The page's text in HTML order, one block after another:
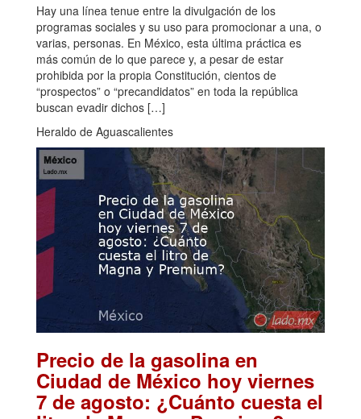
Hay una línea tenue entre la divulgación de los
programas sociales y su uso para promocionar a una, o
varias, personas. En México, esta última práctica es
más común de lo que parece y, a pesar de estar
prohibida por la propia Constitución, cientos de
“prospectos” o “precandidatos” en toda la república
buscan evadir dichos […]
Heraldo de Aguascalientes
Precio de la gasolina en
Ciudad de México hoy viernes
7 de agosto: ¿Cuánto cuesta el